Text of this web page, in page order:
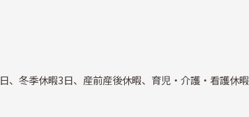
、冬季休暇3日、産前産後休暇、育児・介護・看護休暇